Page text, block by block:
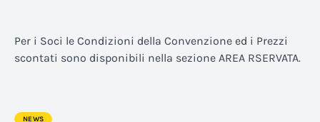
Per i Soci le Condizioni della Convenzione ed i Prezzi
scontati sono disponibili nella sezione AREA RSERVATA.
NEWS